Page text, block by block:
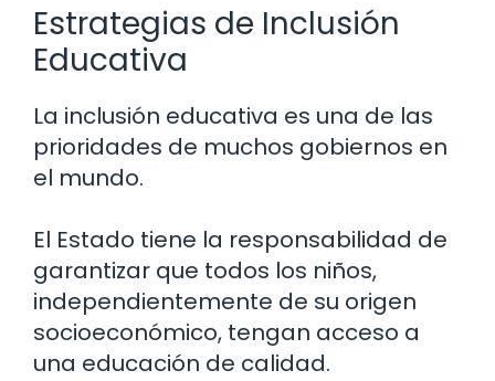
Estrategias de Inclusión
Educativa
La inclusión educativa es una de las
prioridades de muchos gobiernos en
el mundo.
El Estado tiene la responsabilidad de
garantizar que todos los niños,
independientemente de su origen
socioeconómico, tengan acceso a
una educación de calidad.